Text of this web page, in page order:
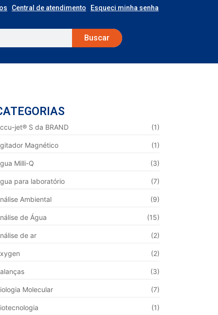
Central de atendimento Esqueci minha senha
Buscar
jet® S da BRAND (1)
Magnético (1)
Milli-Q (3)
para laboratório (7)
Ambiental (9)
de Água (15)
de ar (2)
(2)
(3)
Molecular (7)
(1)